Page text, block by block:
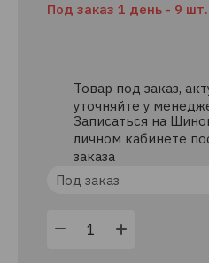
Под заказ 1 день - 9 шт.
Товар под заказ,
уточняйте у
Записаться на
личном кабинете
заказа
Под заказ